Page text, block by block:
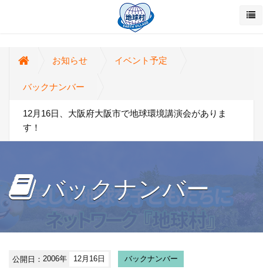
お知らせ イベント予定
バックナンバー
12月16日、大阪府大阪市で地球環境講演会がありま
す！
バックナンバー
公開日：2006年 12月16日 バックナンバー